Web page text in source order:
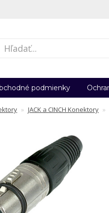
podmienky
JACK a CINCH Konektory